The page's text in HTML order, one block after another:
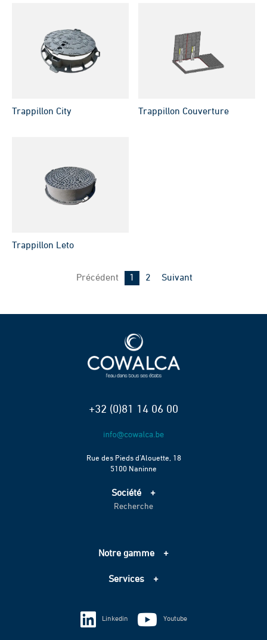
Trappillon City Trappillon Couverture
Trappillon Leto
Précédent Page
1 Page
2 Suivant
+32 (0)81 14 06 00
Rue des Pieds d’Alouette, 18
5100 Naninne
Société
Accueil
Échelle de performance CO2
Recherche
Notre gamme
Assainissement
Techniques spéciales
Services
Information sur les cookies
Vie privée
Linkedin Youtube